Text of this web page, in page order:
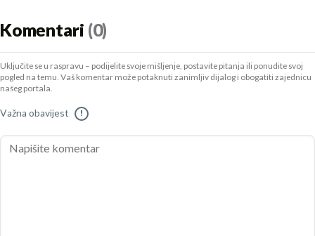
Komentari (0)
Uključite se u raspravu – podijelite svoje mišljenje, postavite pitanja ili ponudite svoj
pogled na temu. Vaš komentar može potaknuti zanimljiv dijalog i obogatiti zajednicu
našeg portala.
Važna obavijest !